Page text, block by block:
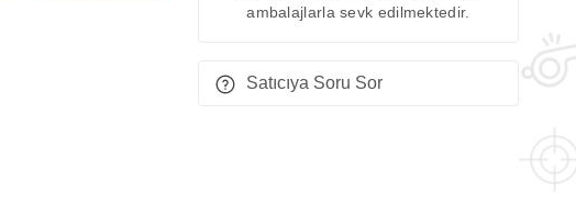
ambalajlarla sevk edilmektedir.
Satıcıya Soru Sor